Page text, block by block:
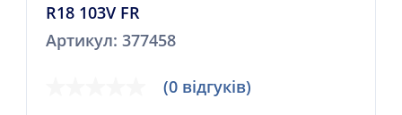
R18 103V FR
Артикул: 377458
(0 відгуків)